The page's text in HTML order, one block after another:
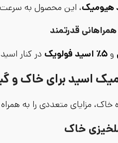
، این محصول به سرعت
قدرتمند
و ۵٪ اسید فولویک در کنار
اسید برای خاک و
خاک، مزایای متعددی را به
خاک